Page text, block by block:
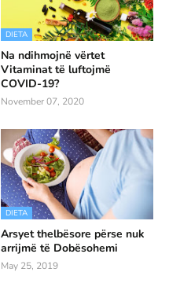
DIETA
Na ndihmojnë vërtet
Vitaminat të luftojmë
COVID-19?
November 07, 2020
DIETA
Arsyet thelbësore përse nuk
arrijmë të Dobësohemi
May 25, 2019